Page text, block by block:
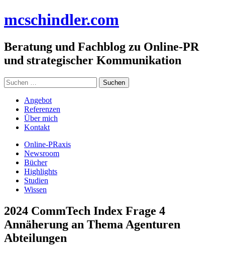
Inhalt
mcschindler.com
Beratung und Fachblog zu Online-PR
und strategischer Kommunikation
Suchen
nach:
Angebot
Referenzen
Über mich
Kontakt
Online-PRaxis
Newsroom
Bücher
Highlights
Studien
Wissen
2024 CommTech Index Frage 4
Annäherung an Thema Agenturen
Abteilungen